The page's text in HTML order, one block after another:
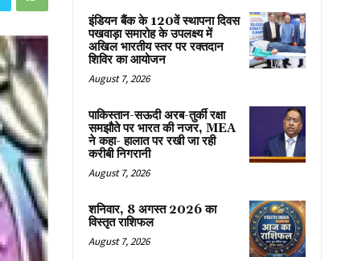
इंडियन बैंक के 120वें स्थापना दिवस
पखवाड़ा समारोह के उपलक्ष्य में
अखिल भारतीय स्तर पर रक्तदान
शिविर का आयोजन
August 7, 2026
पाकिस्तान-सऊदी अरब-तुर्की रक्षा
समझौते पर भारत की नजर, MEA
ने कहा- हालात पर रखी जा रही
करीबी निगरानी
August 7, 2026
शनिवार, 8 अगस्त 2026 का
विस्तृत राशिफल
August 7, 2026